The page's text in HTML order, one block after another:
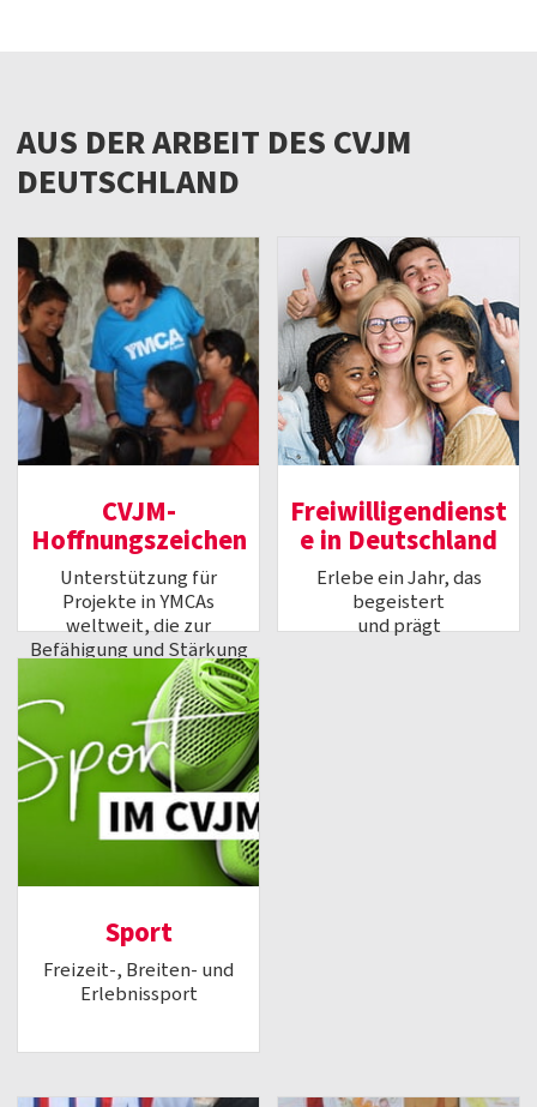
AUS DER ARBEIT DES CVJM
DEUTSCHLAND
CVJM-
Hoffnungszeichen
Unterstützung für
Projekte in YMCAs
weltweit, die zur
Befähigung und Stärkung
junger Menschen beitragen
Freiwilligendienst
e in Deutschland
Erlebe ein Jahr, das
begeistert
und prägt
Sport
Freizeit-, Breiten- und
Erlebnissport